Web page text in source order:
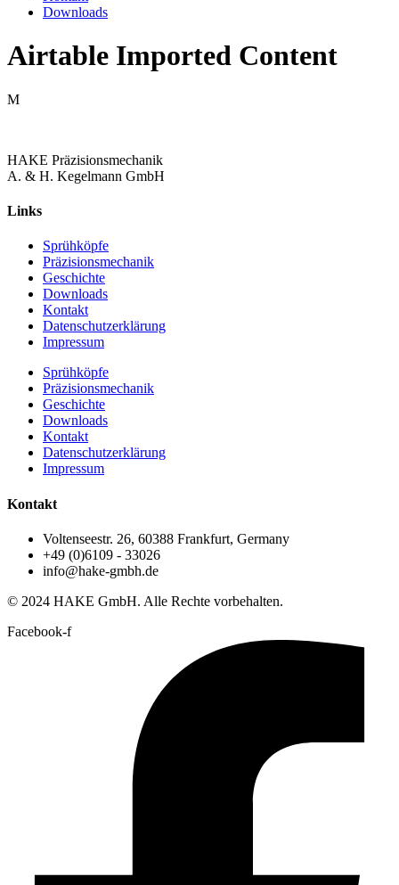
Downloads
Airtable Imported Content
M
HAKE Präzisionsmechanik
A. & H. Kegelmann GmbH
Links
Sprühköpfe
Präzisionsmechanik
Geschichte
Downloads
Kontakt
Datenschutzerklärung
Impressum
Sprühköpfe
Präzisionsmechanik
Geschichte
Downloads
Kontakt
Datenschutzerklärung
Impressum
Kontakt
Voltenseestr. 26, 60388 Frankfurt, Germany
+49 (0)6109 - 33026
info@hake-gmbh.de
© 2024 HAKE GmbH. Alle Rechte vorbehalten.
Facebook-f